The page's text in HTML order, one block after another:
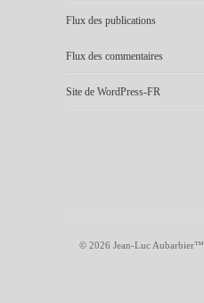
Flux des publications
Flux des commentaires
Site de WordPress-FR
© 2026 Jean-Luc Aubarbier™